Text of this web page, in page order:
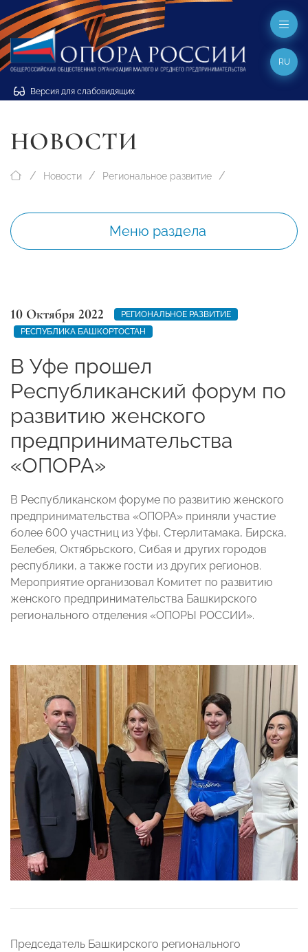
Версия для слабовидящих
RU
НОВОСТИ
Новости Региональное развитие
Меню раздела
10 Октября 2022
РЕГИОНАЛЬНОЕ РАЗВИТИЕ
РЕСПУБЛИКА БАШКОРТОСТАН
В Уфе прошел
Республиканский форум по
развитию женского
предпринимательства
«ОПОРА»
В Республиканском форуме по развитию женского
предпринимательства «ОПОРА» приняли участие
более 600 участниц из Уфы, Стерлитамака, Бирска,
Белебея, Октябрьского, Сибая и других городов
республики, а также гости из других регионов.
Мероприятие организовал Комитет по развитию
женского предпринимательства Башкирского
регионального отделения «ОПОРЫ РОССИИ».
Председатель Башкирского регионального